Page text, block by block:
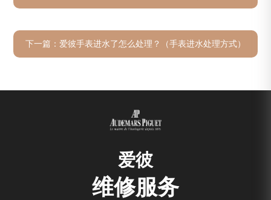
下一篇： 爱彼手表进水了怎么处理？（手表进水处理方式）
爱彼
维修服务